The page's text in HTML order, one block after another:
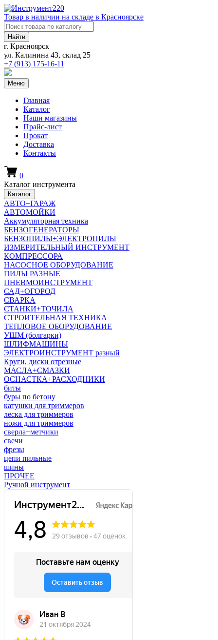
Товар в наличии на складе в Красноярске
Найти
г. Красноярск
ул. Калинина 43, склад 25
+7 (913) 175-16-11
Меню
Главная
Каталог
Наши магазины
Прайс-лист
Прокат
Доставка
Контакты
0
Каталог инструмента
Каталог
АВТО+ГАРАЖ
АВТОМОЙКИ
Аккумуляторная техника
БЕНЗОГЕНЕРАТОРЫ
БЕНЗОПИЛЫ+ЭЛЕКТРОПИЛЫ
ИЗМЕРИТЕЛЬНЫЙ ИНСТРУМЕНТ
КОМПРЕССОРА
НАСОСНОЕ ОБОРУДОВАНИЕ
ПИЛЫ РАЗНЫЕ
ПНЕВМОИНСТРУМЕНТ
САД+ОГОРОД
СВАРКА
СТАНКИ+ТОЧИЛА
СТРОИТЕЛЬНАЯ ТЕХНИКА
ТЕПЛОВОЕ ОБОРУДОВАНИЕ
УШМ (болгарки)
ШЛИФМАШИНЫ
ЭЛЕКТРОИНСТРУМЕНТ разный
Круги, диски отрезные
МАСЛА+СМАЗКИ
ОСНАСТКА+РАСХОДНИКИ
биты
буры по бетону
катушки для триммеров
леска для триммеров
ножи для триммеров
сверла+метчики
свечи
фрезы
цепи пильные
шины
ПРОЧЕЕ
Ручной инструмент